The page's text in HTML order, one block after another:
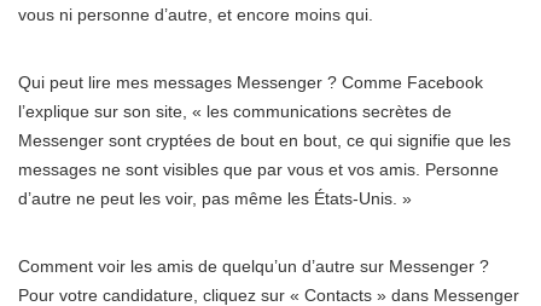
vous ni personne d’autre, et encore moins qui.
Qui peut lire mes messages Messenger ? Comme Facebook
l’explique sur son site, « les communications secrètes de
Messenger sont cryptées de bout en bout, ce qui signifie que les
messages ne sont visibles que par vous et vos amis. Personne
d’autre ne peut les voir, pas même les États-Unis. »
Comment voir les amis de quelqu’un d’autre sur Messenger ?
Pour votre candidature, cliquez sur « Contacts » dans Messenger